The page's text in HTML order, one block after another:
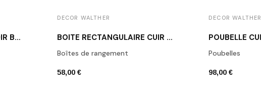
PLATEAU CARRÉ CUIR NOIR BROWNIE TAB Q
DECOR WALTHER
BOÎTE RECTANGULAIRE CUIR NOIR BROWNIE BMD2
Boîtes de rangement
58,00 €
DECOR WALTHER
Poubelles
98,00 €